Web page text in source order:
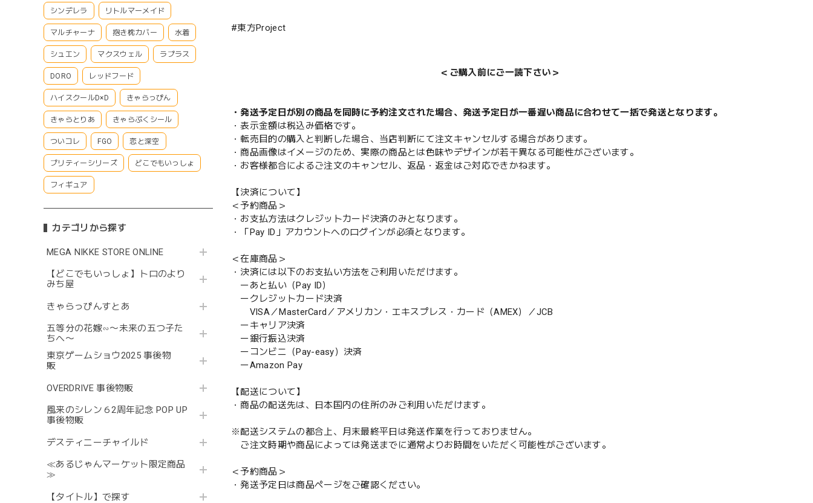
シンデレラ リトルマーメイド
マルチャーナ 抱き枕カバー 水着
シュエン マクスウェル ラプラス
DORO レッドフード
ハイスクールD×D きゃらっぴん
きゃらとりあ きゃらぷくシール
ついコレ FGO 恋と深空
プリティーシリーズ どこでもいっしょ
フィギュア
カテゴリから探す
MEGA NIKKE STORE ONLINE
【どこでもいっしょ】トロのより
みち屋
きゃらっぴんすとあ
五等分の花嫁∽〜未来の五つ子た
ちへ〜
東京ゲームショウ2025 事後物
販
OVERDRIVE 事後物販
風来のシレン６2周年記念 POP UP
事後物販
デスティニーチャイルド
≪あるじゃんマーケット限定商品
≫
【タイトル】で探す
#東方Project
＜ご購入前にご一読下さい＞
・発送予定日が別の商品を同時に予約注文された場合、発送予定日が一番遅い商品に合わせて一括で発送となります。
・表示金額は税込み価格です。
・転売目的の購入と判断した場合、当店判断にて注文キャンセルする場合があります。
・商品画像はイメージのため、実際の商品とは色味やデザインが若干異なる可能性がございます。
・お客様都合によるご注文のキャンセル、返品・返金はご対応できかねます。
【決済について】
＜予約商品＞
・お支払方法はクレジットカード決済のみとなります。
・「Pay ID」アカウントへのログインが必須となります。
＜在庫商品＞
・決済には以下のお支払い方法をご利用いただけます。
ーあと払い（Pay ID）
ークレジットカード決済
VISA／MasterCard／アメリカン・エキスプレス・カード（AMEX）／JCB
ーキャリア決済
ー銀行振込決済
ーコンビニ（Pay-easy）決済
ーAmazon Pay
【配送について】
・商品の配送先は、日本国内の住所のみご利用いただけます。
※配送システムの都合上、月末最終平日は発送作業を行っておりません。
ご注文時期や商品によっては発送までに通常よりお時間をいただく可能性がございます。
＜予約商品＞
・発送予定日は商品ページをご確認ください。